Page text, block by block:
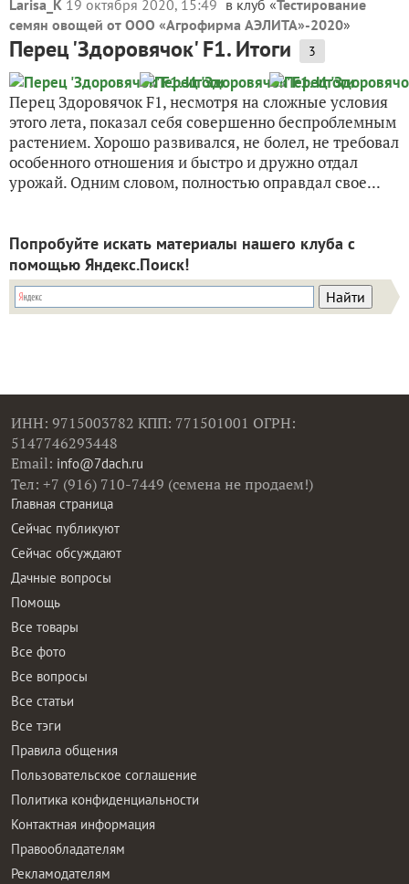
Larisa_K 19 октября 2020, 15:49 в клуб «Тестирование
семян овощей от ООО «Агрофирма АЭЛИТА»-2020»
Перец 'Здоровячок' F1. Итоги 3
Перец Здоровячок F1, несмотря на сложные условия
этого лета, показал себя совершенно беспроблемным
растением. Хорошо развивался, не болел, не требовал
особенного отношения и быстро и дружно отдал
урожай. Одним словом, полностью оправдал свое...
Попробуйте искать материалы нашего клуба с
помощью Яндекс.Поиск!
ИНН: 9715003782 КПП: 771501001 ОГРН:
5147746293448
Email: info@7dach.ru
Тел: +7 (916) 710-7449 (семена не продаем!)
Главная страница
Сейчас публикуют
Сейчас обсуждают
Дачные вопросы
Помощь
Все товары
Все фото
Все вопросы
Все статьи
Все тэги
Правила общения
Пользовательское соглашение
Политика конфиденциальности
Контактная информация
Правообладателям
Рекламодателям